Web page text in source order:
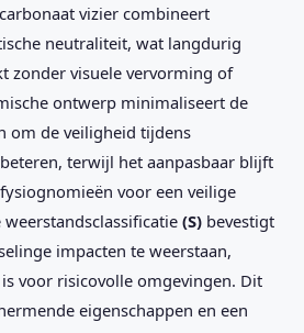
vizier combineert
neutraliteit, wat langdurig
zonder visuele vervorming of
ontwerp minimaliseert de
om de veiligheid tijdens
terwijl het aanpasbaar blijft
voor een veilige
(S) bevestigt
impacten te weerstaan,
voor risicovolle omgevingen. Dit
eigenschappen en een